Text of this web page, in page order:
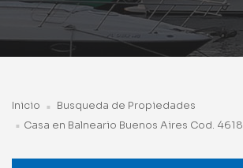
Inicio
Busqueda de Propiedades
Casa en Balneario Buenos Aires Cod. 4618